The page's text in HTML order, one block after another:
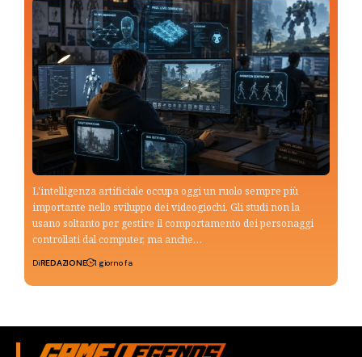
L'intelligenza artificiale occupa oggi un ruolo sempre più
importante nello sviluppo dei videogiochi. Gli studi non la
usano soltanto per gestire il comportamento dei personaggi
controllati dal computer, ma anche…
DiREDAZIONE 1 giorno fa